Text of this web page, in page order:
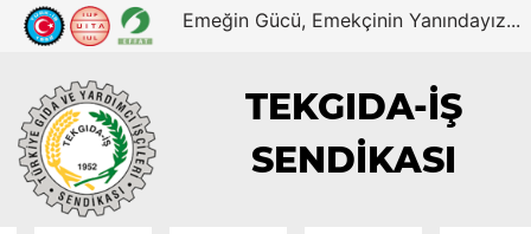
Emeğin Gücü, Emekçinin Yanındayız...
TEKGIDA-İŞ
SENDİKASI